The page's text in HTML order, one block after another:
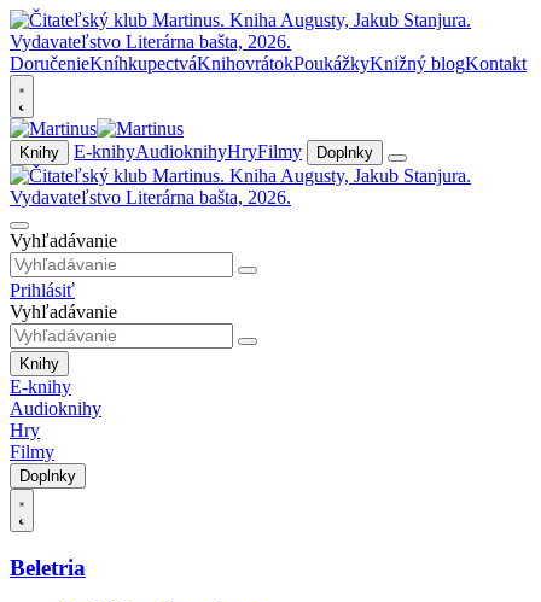
DoručenieKníhkupectváKnihovrátokPoukážkyKnižný blogKontakt
Knihy E-knihyAudioknihyHryFilmy Doplnky
Vyhľadávanie
Prihlásiť
Vyhľadávanie
Knihy
E-knihy
Audioknihy
Hry
Filmy
Doplnky
Beletria